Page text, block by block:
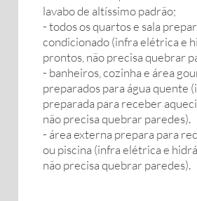
lavabo de altíssimo padrão;
- todos os quartos e sala
condicionado (infra elétrica e
prontos, não precisa quebrar
- banheiros, cozinha e área
preparados para água quente
preparada para receber
não precisa quebrar paredes).
- área externa prepara para
ou piscina (infra elétrica e
não precisa quebrar paredes).